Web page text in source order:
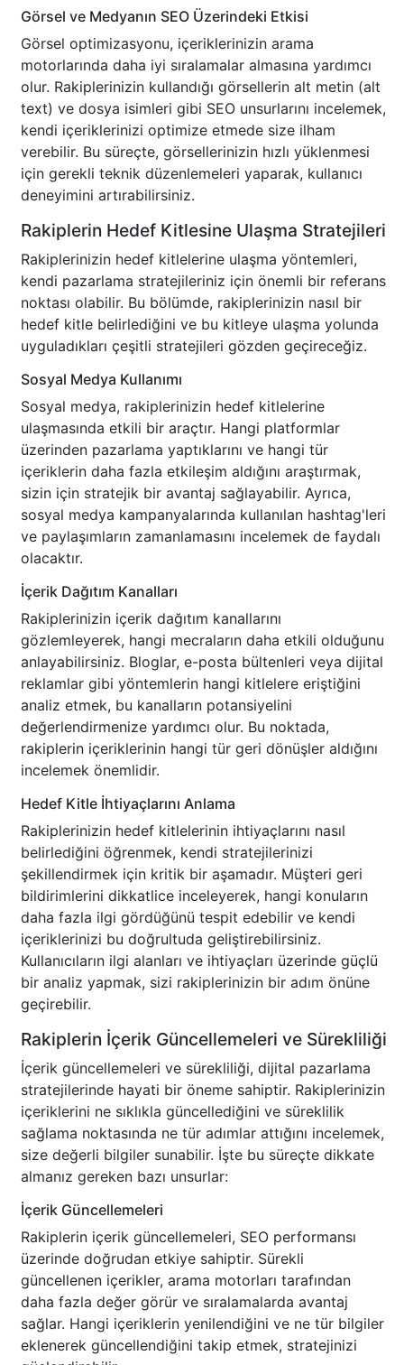
Görsel ve Medyanın SEO Üzerindeki Etkisi
Görsel optimizasyonu, içeriklerinizin arama
motorlarında daha iyi sıralamalar almasına yardımcı
olur. Rakiplerinizin kullandığı görsellerin alt metin (alt
text) ve dosya isimleri gibi SEO unsurlarını incelemek,
kendi içeriklerinizi optimize etmede size ilham
verebilir. Bu süreçte, görsellerinizin hızlı yüklenmesi
için gerekli teknik düzenlemeleri yaparak, kullanıcı
deneyimini artırabilirsiniz.
Rakiplerin Hedef Kitlesine Ulaşma Stratejileri
Rakiplerinizin hedef kitlelerine ulaşma yöntemleri,
kendi pazarlama stratejileriniz için önemli bir referans
noktası olabilir. Bu bölümde, rakiplerinizin nasıl bir
hedef kitle belirlediğini ve bu kitleye ulaşma yolunda
uyguladıkları çeşitli stratejileri gözden geçireceğiz.
Sosyal Medya Kullanımı
Sosyal medya, rakiplerinizin hedef kitlelerine
ulaşmasında etkili bir araçtır. Hangi platformlar
üzerinden pazarlama yaptıklarını ve hangi tür
içeriklerin daha fazla etkileşim aldığını araştırmak,
sizin için stratejik bir avantaj sağlayabilir. Ayrıca,
sosyal medya kampanyalarında kullanılan hashtag'leri
ve paylaşımların zamanlamasını incelemek de faydalı
olacaktır.
İçerik Dağıtım Kanalları
Rakiplerinizin içerik dağıtım kanallarını
gözlemleyerek, hangi mecraların daha etkili olduğunu
anlayabilirsiniz. Bloglar, e-posta bültenleri veya dijital
reklamlar gibi yöntemlerin hangi kitlelere eriştiğini
analiz etmek, bu kanalların potansiyelini
değerlendirmenize yardımcı olur. Bu noktada,
rakiplerin içeriklerinin hangi tür geri dönüşler aldığını
incelemek önemlidir.
Hedef Kitle İhtiyaçlarını Anlama
Rakiplerinizin hedef kitlelerinin ihtiyaçlarını nasıl
belirlediğini öğrenmek, kendi stratejilerinizi
şekillendirmek için kritik bir aşamadır. Müşteri geri
bildirimlerini dikkatlice inceleyerek, hangi konuların
daha fazla ilgi gördüğünü tespit edebilir ve kendi
içeriklerinizi bu doğrultuda geliştirebilirsiniz.
Kullanıcıların ilgi alanları ve ihtiyaçları üzerinde güçlü
bir analiz yapmak, sizi rakiplerinizin bir adım önüne
geçirebilir.
Rakiplerin İçerik Güncellemeleri ve Sürekliliği
İçerik güncellemeleri ve sürekliliği, dijital pazarlama
stratejilerinde hayati bir öneme sahiptir. Rakiplerinizin
içeriklerini ne sıklıkla güncellediğini ve süreklilik
sağlama noktasında ne tür adımlar attığını incelemek,
size değerli bilgiler sunabilir. İşte bu süreçte dikkate
almanız gereken bazı unsurlar:
İçerik Güncellemeleri
Rakiplerin içerik güncellemeleri, SEO performansı
üzerinde doğrudan etkiye sahiptir. Sürekli
güncellenen içerikler, arama motorları tarafından
daha fazla değer görür ve sıralamalarda avantaj
sağlar. Hangi içeriklerin yenilendiğini ve ne tür bilgiler
eklenerek güncellendiğini takip etmek, stratejinizi